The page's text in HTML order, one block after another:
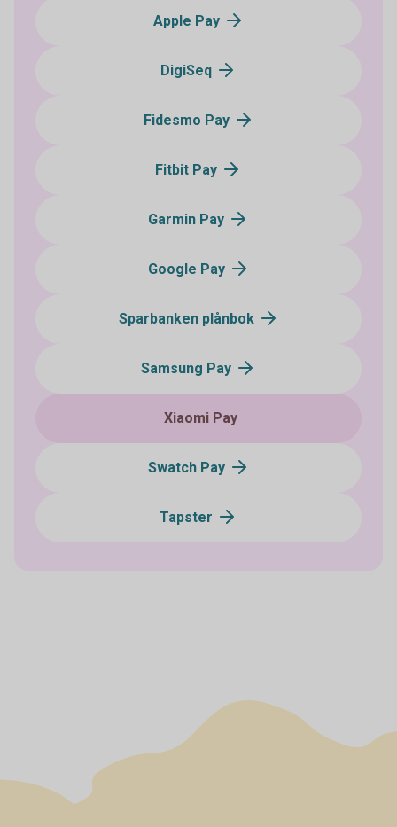
Apple Pay
DigiSeq
Fidesmo Pay
Fitbit Pay
Garmin Pay
Google Pay
Sparbanken plånbok
Samsung Pay
Xiaomi Pay
Swatch Pay
Tapster